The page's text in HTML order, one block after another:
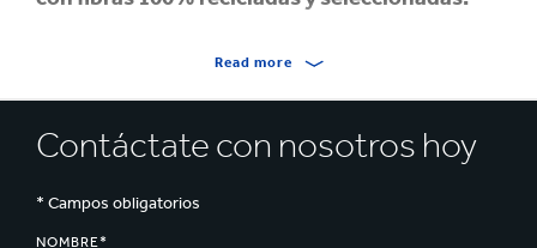
Read more
Contáctate con nosotros hoy
* Campos obligatorios
NOMBRE*